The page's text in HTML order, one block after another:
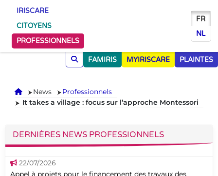
IRISCARE
CITOYENS
PROFESSIONNELS
FR
NL
FAMIRIS MYIRISCARE PLAINTES
Accueil
News
Professionnels
It takes a village : focus sur l’approche Montessori
DERNIÈRES NEWS PROFESSIONNELS
22/07/2026
Appel à projets pour le financement des travaux des